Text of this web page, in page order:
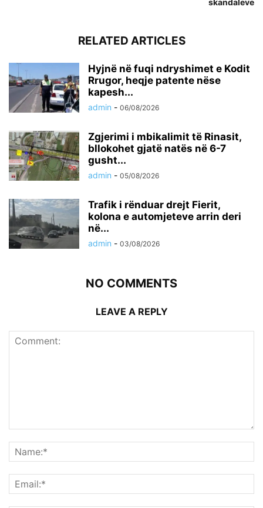
RELATED ARTICLES
Hyjnë në fuqi ndryshimet e Kodit
Rrugor, heqje patente nëse
kapesh...
admin - 06/08/2026
Zgjerimi i mbikalimit të Rinasit,
bllokohet gjatë natës në 6-7
gusht...
admin - 05/08/2026
Trafik i rënduar drejt Fierit,
kolona e automjeteve arrin deri
në...
admin - 03/08/2026
NO COMMENTS
LEAVE A REPLY